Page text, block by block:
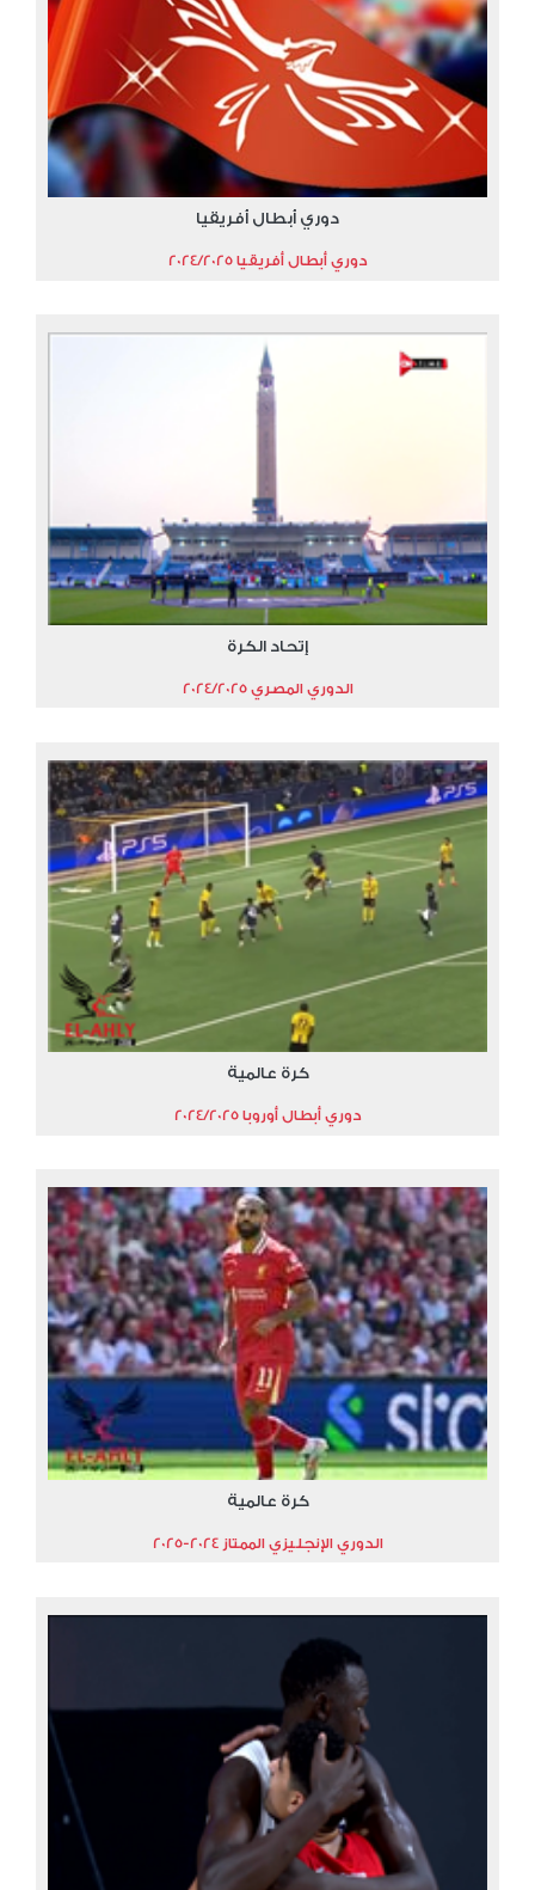
دوري أبطال أفريقيا
دوري أبطال أفريقيا 2024/2025
إتحاد الكرة
الدوري المصري 2024/2025
كرة عالمية
دوري أبطال أوروبا 2024/2025
كرة عالمية
الدوري الإنجليزي الممتاز 2024-2025